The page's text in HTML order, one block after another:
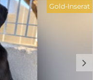
Email:
kommen
und komplett
deutschen
nach Deutschland.
d
Gold-Inserat